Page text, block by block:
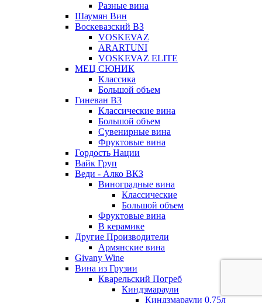
Разные вина
Шаумян Вин
Воскевазский ВЗ
VOSKEVAZ
ARARTUNI
VOSKEVAZ ELITE
МЕЦ СЮНИК
Классика
Большой объем
Гиневан ВЗ
Классические вина
Большой объем
Сувенирные вина
Фруктовые вина
Гордость Нации
Вайк Груп
Веди - Алко ВКЗ
Виноградные вина
Классические
Большой объем
Фруктовые вина
В керамике
Другие Производители
Армянские вина
Givany Wine
Вина из Грузии
Кварельский Погреб
Киндзмараули
Киндзмараули 0,75л